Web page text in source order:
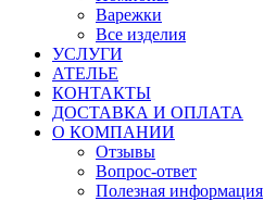
Варежки
Все изделия
УСЛУГИ
АТЕЛЬЕ
КОНТАКТЫ
ДОСТАВКА И ОПЛАТА
О КОМПАНИИ
Отзывы
Вопрос-ответ
Полезная информация